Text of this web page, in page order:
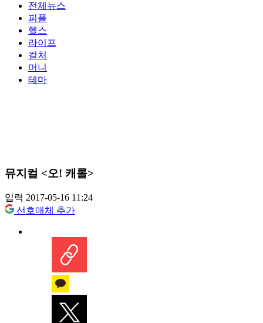
전체뉴스
피플
헬스
라이프
컬처
머니
테마
뮤지컬 <오! 캐롤>
입력 2017-05-16 11:24
선호매체 추가